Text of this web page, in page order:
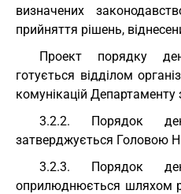
визначених
прийняття рішень,
Проект порядку
готується відділом
комунікацій Департаменту
3.2.2. Порядок
затверджується Головою
3.2.3. Порядок
оприлюднюється шляхом